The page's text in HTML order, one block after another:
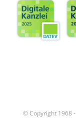
© Copyright 1968 -